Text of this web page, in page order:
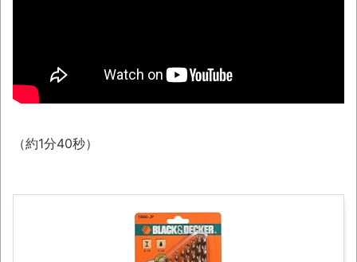
翻訳によると「怒った子どもが我慢に我慢
して放った究極の技 これだけは使いたくなか
わずか３センチ！ 極小カブトムシ発見
まっぷたつに…日本レトロゲーム協会がゲー
ムソフトCDの劣化について問題提起 他
（約1分40秒）